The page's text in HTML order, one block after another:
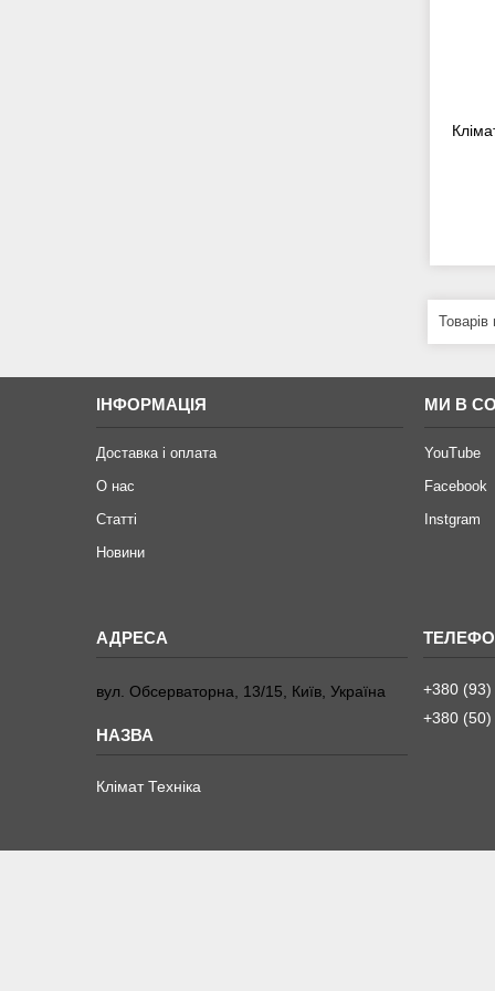
ІНФОРМАЦІЯ
Доставка і оплата
О нас
Статті
Новини
МИ В
YouTube
Facebook
Instgram
вул. Обсерваторна, 13/15, Київ, Україна
Клімат Техніка
+380
+380